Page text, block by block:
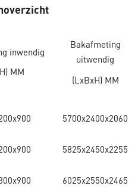
inwendig
MM
Bakafmeting
uitwendig
(LxBxH) MM
5700x2400x2060
5825x2450x2255
6025x2550x2465